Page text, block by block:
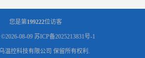
您是第199222位访客
08-09 苏ICP备2025213831号-1
温控科技有限公司 保留所有权利.